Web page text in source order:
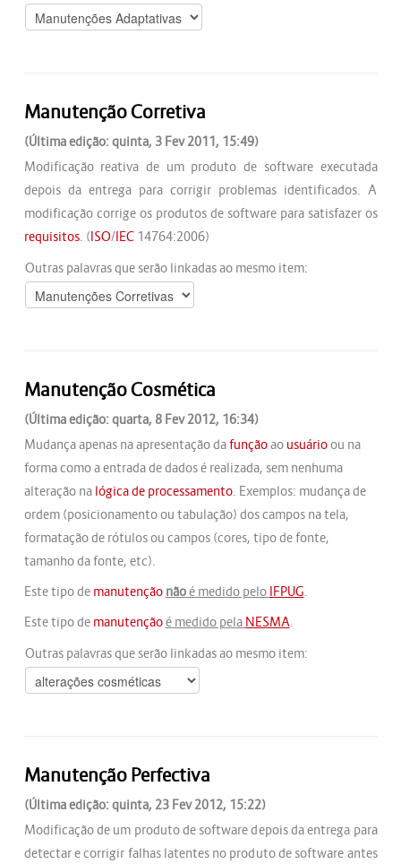
Manutenção Corretiva
(Última edição: quinta, 3 Fev 2011, 15:49)
Modificação reativa de um produto de software executada
depois da entrega para corrigir problemas identificados. A
modificação corrige os produtos de software para satisfazer os
requisitos. (ISO/IEC14764:2006)
Outras palavras que serão linkadas ao mesmo item:
Manutenção Cosmética
(Última edição: quarta, 8 Fev 2012, 16:34)
Mudança apenas na apresentação dafunçãoao usuárioou na
forma como a entrada de dados é realizada, sem nenhuma
alteração na lógica de processamento. Exemplos: mudança de
ordem (posicionamento ou tabulação) dos campos na tela,
formatação de rótulos ou campos (cores, tipo de fonte,
tamanho da fonte, etc).
Este tipo de manutenção nãoé medido pelo IFPUG.
Este tipo de manutençãoé medido pela NESMA.
Outras palavras que serão linkadas ao mesmo item:
Manutenção Perfectiva
(Última edição: quinta, 23 Fev 2012, 15:22)
Modificação de um produto de software depois da entrega para
detectar e corrigir falhas latentes no produto de software antes